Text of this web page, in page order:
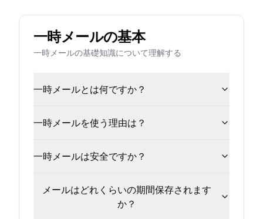
一時メールの基本
一時メールの基礎知識について理解する
一時メールとは何ですか？
一時メールを使う理由は？
一時メールは安全ですか？
メールはどれくらいの期間保存されます
か？